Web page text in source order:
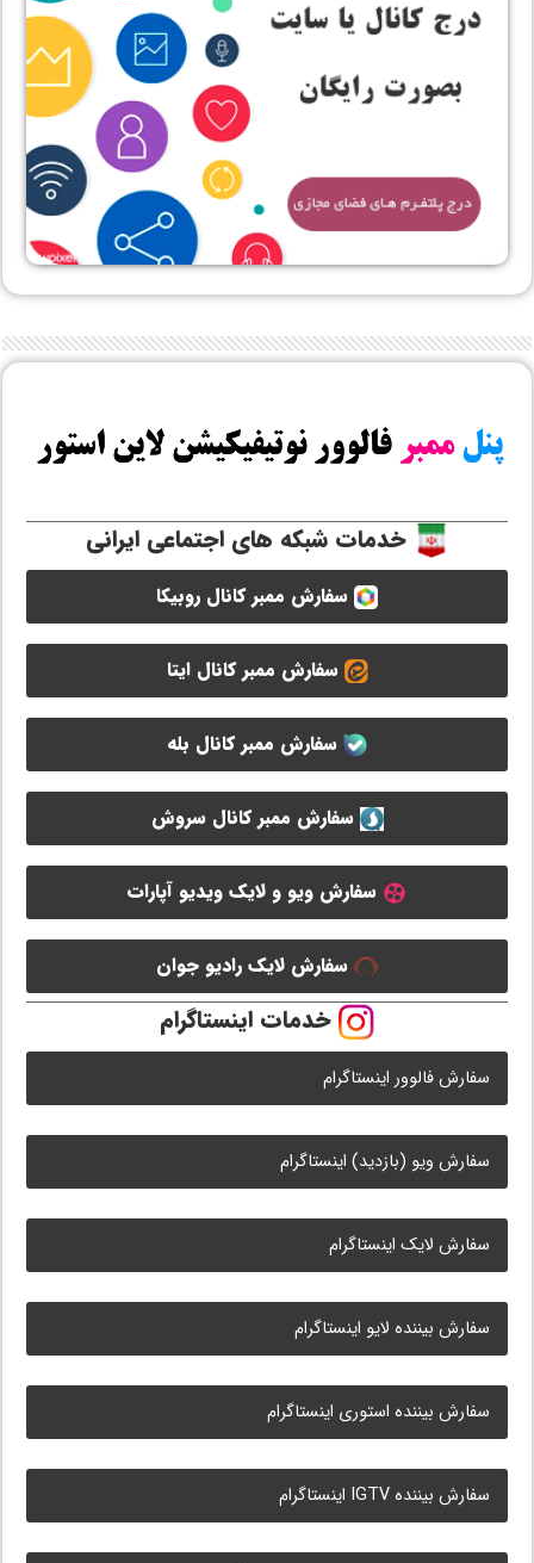
خدمات شبکه های اجتماعی ایرانی
سفارش ممبر کانال روبیکا
سفارش ممبر کانال ایتا
سفارش ممبر کانال بله
سفارش ممبر کانال سروش
سفارش ویو و لایک ویدیو آپارات
سفارش لایک رادیو جوان
خدمات اینستاگرام
سفارش فالوور اینستاگرام
سفارش ویو (بازدید) اینستاگرام
سفارش لایک اینستاگرام
سفارش بیننده لایو اینستاگرام
سفارش بیننده استوری اینستاگرام
سفارش بیننده IGTV اینستاگرام